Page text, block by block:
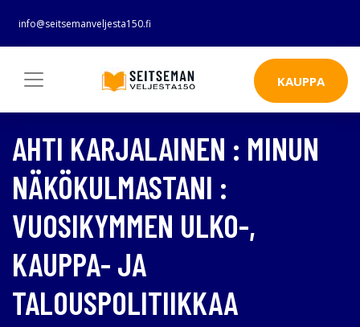
info@seitsemanveljesta150.fi
KAUPPA
AHTI KARJALAINEN : MINUN
NÄKÖKULMASTANI :
VUOSIKYMMEN ULKO-,
KAUPPA- JA
TALOUSPOLITIIKKAA